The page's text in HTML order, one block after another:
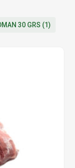
30 GRS (1)